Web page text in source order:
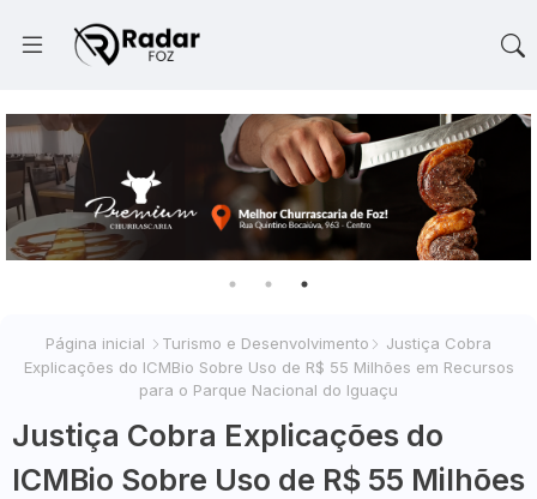
Página inicial Turismo e Desenvolvimento
Justiça Cobra
Explicações do ICMBio Sobre Uso de R$ 55 Milhões em Recursos
para o Parque Nacional do Iguaçu
Justiça Cobra Explicações do
ICMBio Sobre Uso de R$ 55 Milhões